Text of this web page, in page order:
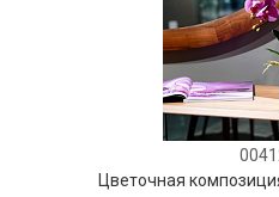
Цветочная